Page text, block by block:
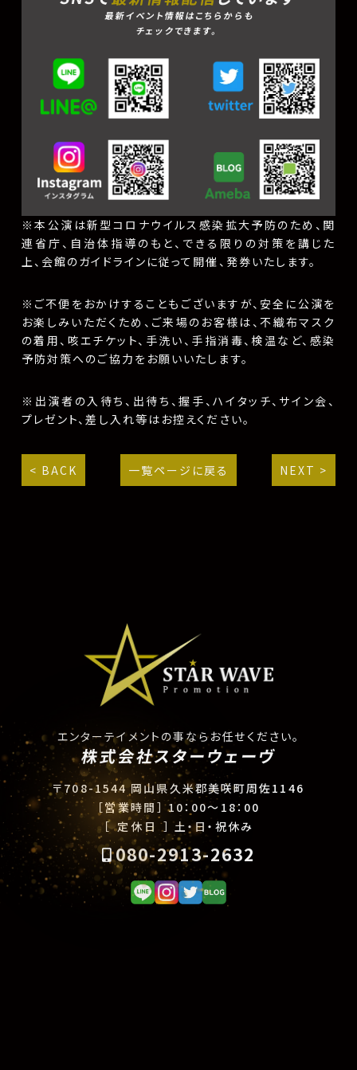
最新イベント情報はこちらからも
チェックできます。
※本公演は新型コロナウイルス感染拡大予防のため、関
連省庁、自治体指導のもと、できる限りの対策を講じた
上、会館のガイドラインに従って開催、発券いたします。
※ご不便をおかけすることもございますが、安全に公演を
お楽しみいただくため、ご来場のお客様は、不織布マスク
の着用、咳エチケット、手洗い、手指消毒、検温など、感染
予防対策へのご協力をお願いいたします。
※出演者の入待ち、出待ち、握手、ハイタッチ、サイン会、
プレゼント、差し入れ等はお控えください。
< BACK 一覧ページに戻る NEXT >
エンターテイメントの事ならお任せください。
株式会社スターウェーヴ
〒708-1544 岡山県久米郡美咲町周佐1146
［営業時間］ 10：00〜18：00
［ 定休日 ］ 土・日・祝休み
080-2913-2632